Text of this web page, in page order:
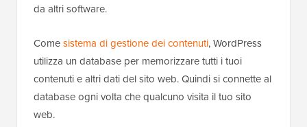
da altri software.
Comesistema di gestione dei contenuti, WordPress
utilizza un database per memorizzare tutti i tuoi
contenuti e altri dati del sito web. Quindi si connette al
database ogni volta che qualcuno visita il tuo sito
web.